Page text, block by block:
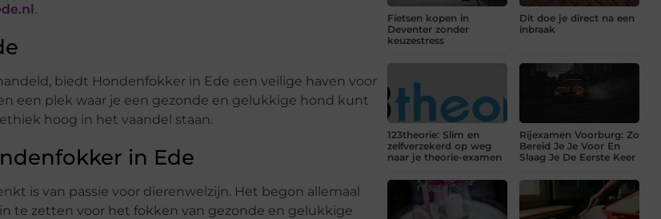
.
biedt Hondenfokker in Ede een veilige haven voor
een plek waar je een gezonde en gelukkige hond kunt
hoog in het vaandel staan.
in Ede
is van passie voor dierenwelzijn. Het begon allemaal
te zetten voor het fokken van gezonde en gelukkige
Fietsen kopen in
Deventer zonder
keuzestress
Dit doe je direct na een
inbraak
123theorie: Slim en
zelfverzekerd op weg
naar je theorie-examen
Rijexamen Voorburg: Zo
Bereid Je Je Voor En
Slaag Je De Eerste Keer